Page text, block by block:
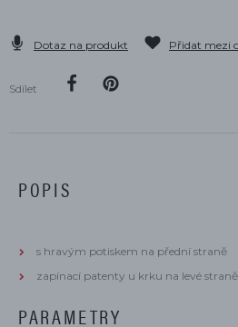
Dotaz na produkt Přidat mezi
Sdílet
POPIS
s hravým potiskem na přední straně
zapínací patenty u krku na levé
PARAMETRY